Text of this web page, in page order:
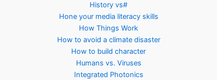
History vs#
Hone your media literacy skills
How Things Work
How to avoid a climate disaster
How to build character
Humans vs. Viruses
Integrated Photonics